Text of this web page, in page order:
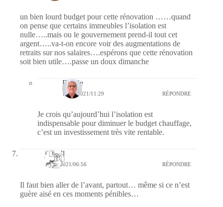
un bien lourd budget pour cette rénovation ……quand
on pense que certains immeubles l’isolation est
nulle…..mais ou le gouvernement prend-il tout cet
argent…..va-t-on encore voir des augmentations de
retraits sur nos salaires….espérons que cette rénovation
soit bien utile….passe un doux dimanche
Bernie
10/01/2021/11:29 RÉPONDRE
Je crois qu’aujourd’hui l’isolation est
indispensable pour diminuer le budget chauffage,
c’est un investissement très vite rentable.
jill bill
10/01/2021/06:56 RÉPONDRE
Il faut bien aller de l’avant, partout… même si ce n’est
guère aisé en ces moments pénibles…